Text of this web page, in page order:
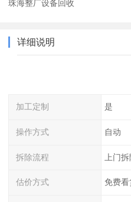
珠海整厂设备回收
详细说明
加工定制 是
操作方式 自动
拆除流程 上门
估价方式 免费看